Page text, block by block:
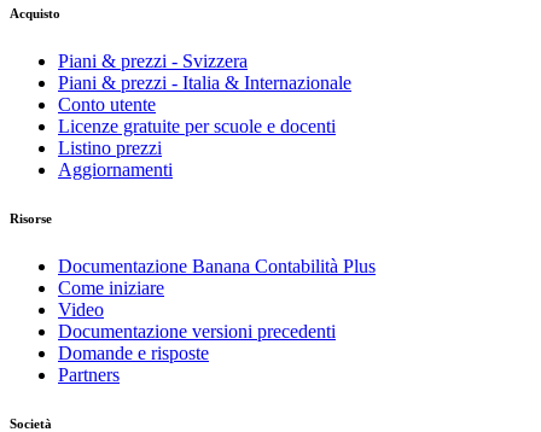
Acquisto
Piani & prezzi - Svizzera
Piani & prezzi - Italia & Internazionale
Conto utente
Licenze gratuite per scuole e docenti
Listino prezzi
Aggiornamenti
Risorse
Documentazione Banana Contabilità Plus
Come iniziare
Video
Documentazione versioni precedenti
Domande e risposte
Partners
Società